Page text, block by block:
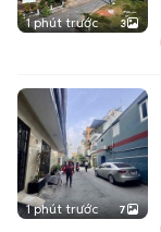
1 phút trước 3
1 phút trước 7